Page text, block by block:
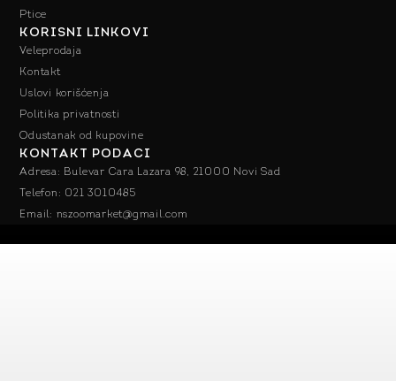
Ptice
KORISNI LINKOVI
Veleprodaja
Kontakt
Uslovi korišćenja
Politika privatnosti
Odustanak od kupovine
KONTAKT PODACI
Adresa: Bulevar Cara Lazara 98, 21000 Novi Sad
Telefon: 021 3010485
Email: nszoomarket@gmail.com